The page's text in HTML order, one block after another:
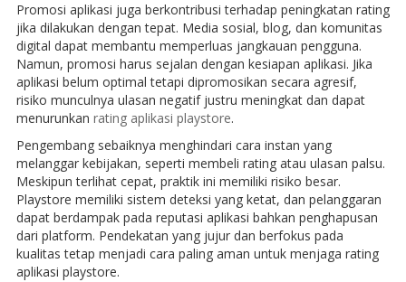
Promosi aplikasi juga berkontribusi terhadap peningkatan rating
jika dilakukan dengan tepat. Media sosial, blog, dan komunitas
digital dapat membantu memperluas jangkauan pengguna.
Namun, promosi harus sejalan dengan kesiapan aplikasi. Jika
aplikasi belum optimal tetapi dipromosikan secara agresif,
risiko munculnya ulasan negatif justru meningkat dan dapat
menurunkan rating aplikasi playstore.
Pengembang sebaiknya menghindari cara instan yang
melanggar kebijakan, seperti membeli rating atau ulasan palsu.
Meskipun terlihat cepat, praktik ini memiliki risiko besar.
Playstore memiliki sistem deteksi yang ketat, dan pelanggaran
dapat berdampak pada reputasi aplikasi bahkan penghapusan
dari platform. Pendekatan yang jujur dan berfokus pada
kualitas tetap menjadi cara paling aman untuk menjaga rating
aplikasi playstore.